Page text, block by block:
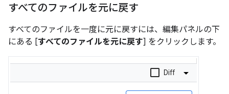
すべてのファイルを元に戻す
すべてのファイルを一度に元に戻すには、編集パネルの下
にある [すべてのファイルを元に戻す] をクリックします。